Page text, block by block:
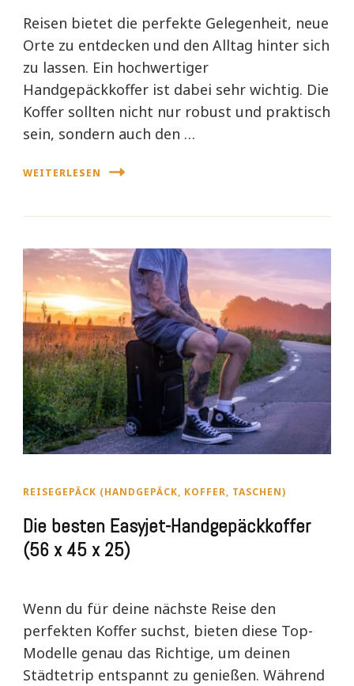
Reisen bietet die perfekte Gelegenheit, neue
Orte zu entdecken und den Alltag hinter sich
zu lassen. Ein hochwertiger
Handgepäckkoffer ist dabei sehr wichtig. Die
Koffer sollten nicht nur robust und praktisch
sein, sondern auch den …
WEITERLESEN
REISEGEPÄCK (HANDGEPÄCK, KOFFER, TASCHEN)
Die besten Easyjet-Handgepäckkoffer
(56 x 45 x 25)
Wenn du für deine nächste Reise den
perfekten Koffer suchst, bieten diese Top-
Modelle genau das Richtige, um deinen
Städtetrip entspannt zu genießen. Während